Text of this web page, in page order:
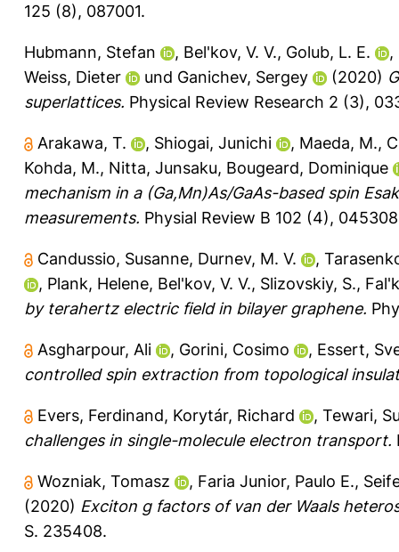
125 (8), 087001.
Hubmann, Stefan , Bel'kov, V. V., Golub, L. E. ,
Weiss, Dieter
und Ganichev, Sergey (2020)
superlattices. Physical Review Research 2 (3),
Arakawa, T. , Shiogai, Junichi , Maeda, M.,
Kohda, M., Nitta, Junsaku, Bougeard, Dominique
mechanism in a (Ga,Mn)As/GaAs-based spin
measurements. Physial Review B 102 (4),
Candussio, Susanne, Durnev, M. V. ,
, Plank, Helene, Bel'kov, V. V., Slizovskiy, S.,
by terahertz electric field in bilayer graphene.
Asgharpour, Ali , Gorini, Cosimo , Essert,
controlled spin extraction from topological
Evers, Ferdinand, Korytár, Richard , Tewari,
challenges in single-molecule electron transport.
Wozniak, Tomasz , Faria Junior, Paulo E.,
(2020) Exciton g factors of van der Waals
S. 235408.